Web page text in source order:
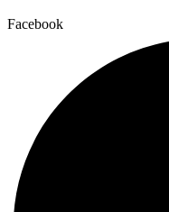
Facebook